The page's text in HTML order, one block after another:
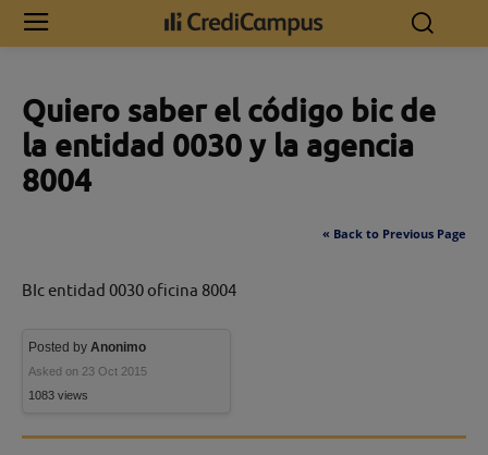
Inicio Quiero saber el código bic de la entidad 0030 y la agencia 8004
Quiero saber el código bic de
la entidad 0030 y la agencia
8004
« Back to Previous Page
BIc entidad 0030 oficina 8004
Posted by Anonimo
Asked on 23 Oct 2015
1083 views